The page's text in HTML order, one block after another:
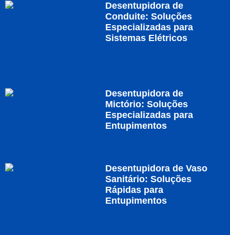
Desentupidora de
Conduite: Soluções
Especializadas para
Sistemas Elétricos
Desentupidora de
Mictório: Soluções
Especializadas para
Entupimentos
Desentupidora de Vaso
Sanitário: Soluções
Rápidas para
Entupimentos